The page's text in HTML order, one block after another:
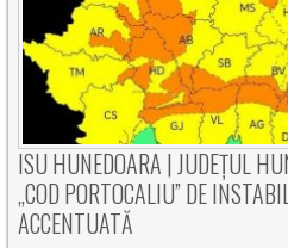
ISU HUNEDOARA | JUDEȚUL
„COD PORTOCALIU” DE
ACCENTUATĂ